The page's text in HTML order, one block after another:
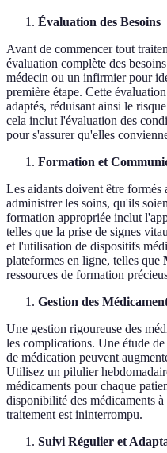
Évaluation des Besoins
Avant de commencer tout
évaluation complète des
médecin ou un infirmier pour
première étape. Cette
adaptés, réduisant ainsi le
cela inclut l'évaluation des
pour s'assurer qu'elles
Formation et
Les aidants doivent être formés
administrer les soins, qu'ils
formation appropriée inclut
telles que la prise de signes
et l'utilisation de dispositifs
plateformes en ligne, telles que
ressources de formation
Gestion des
Une gestion rigoureuse des
les complications. Une étude de
de médication peuvent
Utilisez un pilulier
médicaments pour chaque
disponibilité des médicaments
traitement est ininterrompu.
Suivi Régulier et